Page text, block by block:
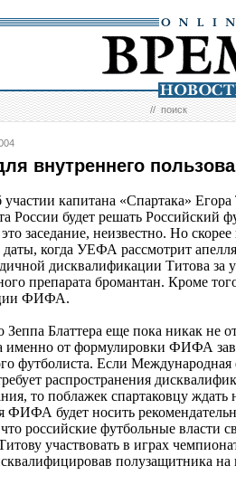
//поиск
внутреннего
капитана «Спартака» Егора
России будет решать Российский
это заседание, неизвестно. Но
даты, когда УЕФА рассмотрит
дисквалификации Титова за
препарата бромантан. Кроме
ФИФА.
Зеппа Блаттера еще пока никак не
именно от формулировки ФИФА
футболиста. Если Международная
распространения
то поблажек спартаковцу ждать
ФИФА будет носить
российские футбольные власти
участвовать в играх
полузащитника на